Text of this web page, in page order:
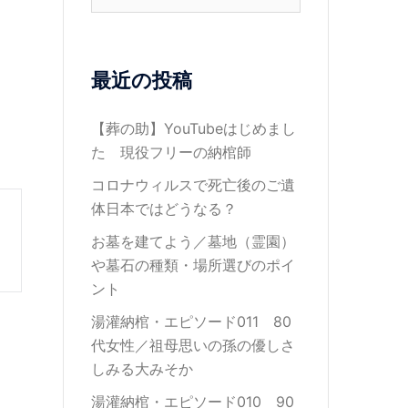
最近の投稿
【葬の助】YouTubeはじめまし
た 現役フリーの納棺師
コロナウィルスで死亡後のご遺
体日本ではどうなる？
お墓を建てよう／墓地（霊園）
や墓石の種類・場所選びのポイ
ント
湯灌納棺・エピソード011 80
代女性／祖母思いの孫の優しさ
しみる大みそか
湯灌納棺・エピソード010 90